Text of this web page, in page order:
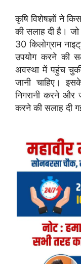
कृषि विशेषज्ञों ने
की सलाह दी है।
30 किलोग्राम
उपयोग करने की
अवस्था में पहुंच
जानी चाहिए।
निगरानी करने
करने की सलाह दी